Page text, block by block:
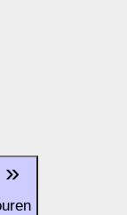
Zurück zur Startseite »